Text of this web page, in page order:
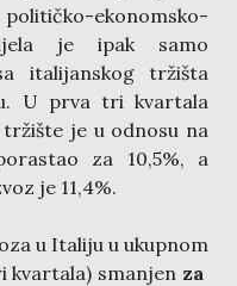
ekonomsko-
je ipak samo
italijanskog tržišta
U prva tri kvartala
je u odnosu na
za 10,5%, a
je 11,4%.
u Italiju u ukupnom
kvartala) smanjen za